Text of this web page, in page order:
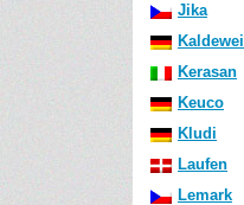
Jika
Kaldewei
Kerasan
Keuco
Kludi
Laufen
Lemark